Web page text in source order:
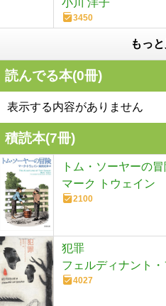
小川 洋子
3450
もっ
読んでる本(0冊)
表示する内容がありません
積読本(7冊)
トム・ソーヤーの冒
マーク トウェイン
2100
犯罪
フェルディナント
4027